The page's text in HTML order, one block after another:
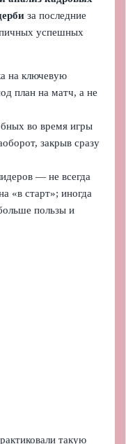
за последние
успешных
на ключевую
план на матч, а не
во время игры
закрыв сразу
— не всегда
«в старт»; иногда
пользы и
такую